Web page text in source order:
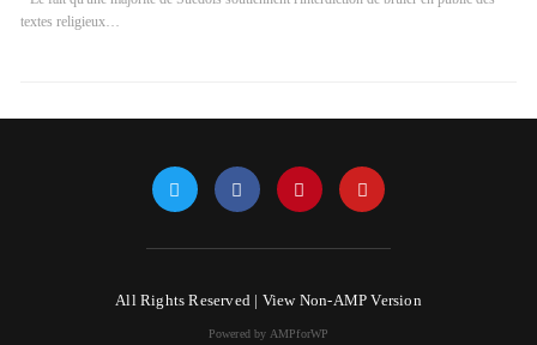
textes religieux…
All Rights Reserved | View Non-AMP Version
Powered by AMPforWP